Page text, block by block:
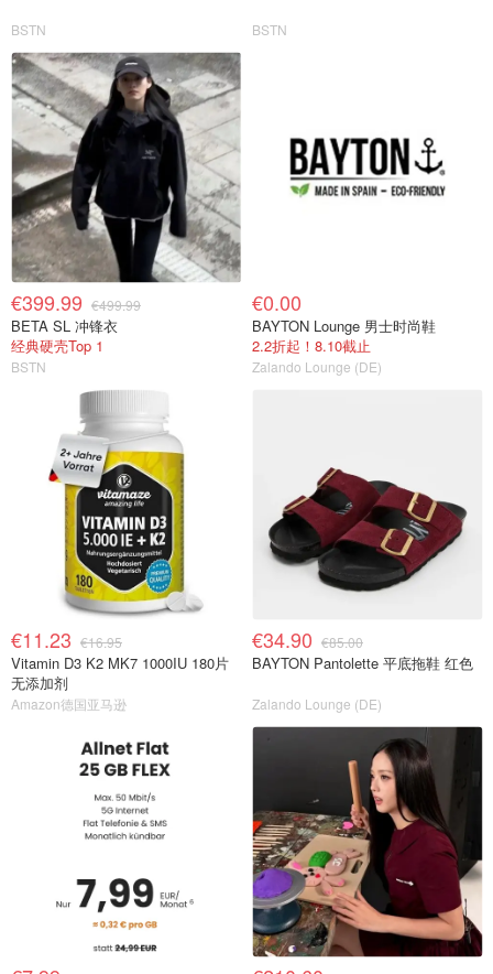
BSTN BSTN
€399.99 €499.99
BETA SL 冲锋衣
经典硬壳Top 1
BSTN
€0.00
BAYTON Lounge 男士时尚鞋
2.2折起！8.10截止
Zalando Lounge (DE)
€11.23 €16.95
Vitamin D3 K2 MK7 1000IU 180片
无添加剂
Amazon德国亚马逊
€34.90 €85.00
BAYTON Pantolette 平底拖鞋 红色
Zalando Lounge (DE)